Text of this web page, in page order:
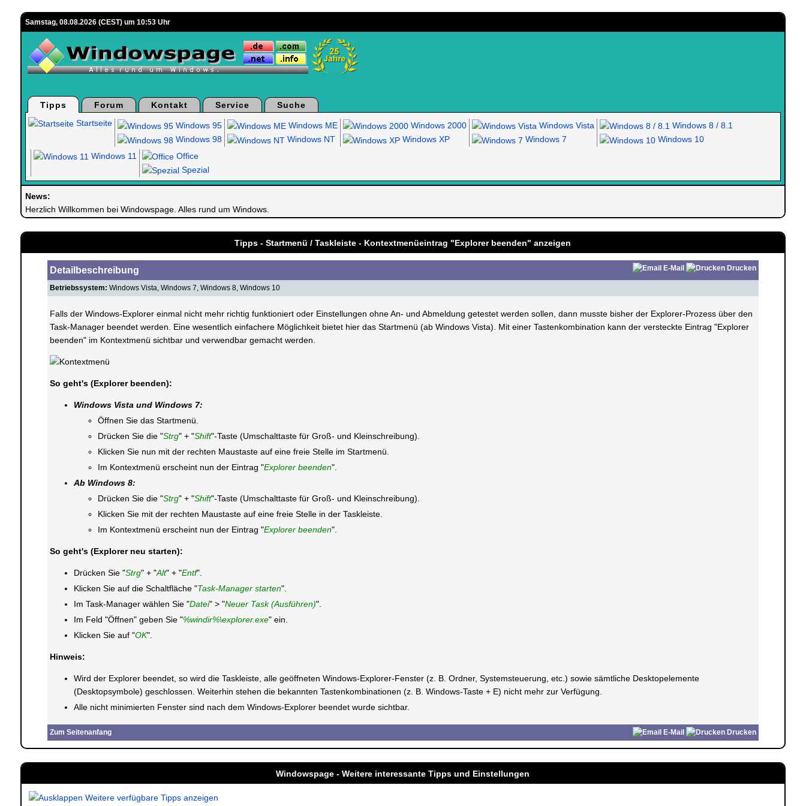
Samstag, 08.08.2026 (CEST) um 10:53 Uhr
Tipps Forum Kontakt Service
Suche
Startseite
Windows 95
Windows 98
Windows ME
Windows NT
Windows 2000
Windows XP
Windows Vista
Windows 7
Windows 8 / 8.1
Windows 10
Windows 11
Office
Spezial
News:
Herzlich Willkommen bei Windowspage. Alles rund um Windows.
Tipps - Startmenü / Taskleiste - Kontextmenüeintrag "Explorer beenden" anzeigen
Detailbeschreibung E-Mail Drucken
Betriebssystem: Windows Vista, Windows 7, Windows 8, Windows 10
Falls der Windows-Explorer einmal nicht mehr richtig funktioniert oder Einstellungen ohne An- und Abmeldung getestet werden sollen, dann musste bisher der Explorer-Prozess über den
Task-Manager beendet werden. Eine wesentlich einfachere Möglichkeit bietet hier das Startmenü (ab Windows Vista). Mit einer Tastenkombination kann der versteckte Eintrag "Explorer
beenden" im Kontextmenü sichtbar und verwendbar gemacht werden.
So geht's (Explorer beenden):
Windows Vista und Windows 7:
Öffnen Sie das Startmenü.
Drücken Sie die "Strg" + "Shift"-Taste (Umschalttaste für Groß- und Kleinschreibung).
Klicken Sie nun mit der rechten Maustaste auf eine freie Stelle im Startmenü.
Im Kontextmenü erscheint nun der Eintrag "Explorer beenden".
Ab Windows 8:
Drücken Sie die "Strg" + "Shift"-Taste (Umschalttaste für Groß- und Kleinschreibung).
Klicken Sie mit der rechten Maustaste auf eine freie Stelle in der Taskleiste.
Im Kontextmenü erscheint nun der Eintrag "Explorer beenden".
So geht's (Explorer neu starten):
Drücken Sie "Strg" + "Alt" + "Entf".
Klicken Sie auf die Schaltfläche "Task-Manager starten".
Im Task-Manager wählen Sie "Datei" > "Neuer Task (Ausführen)".
Im Feld "Öffnen" geben Sie "%windir%\explorer.exe" ein.
Klicken Sie auf "OK".
Hinweis:
Wird der Explorer beendet, so wird die Taskleiste, alle geöffneten Windows-Explorer-Fenster (z. B. Ordner, Systemsteuerung, etc.) sowie sämtliche Desktopelemente
(Desktopsymbole) geschlossen. Weiterhin stehen die bekannten Tastenkombinationen (z. B. Windows-Taste + E) nicht mehr zur Verfügung.
Alle nicht minimierten Fenster sind nach dem Windows-Explorer beendet wurde sichtbar.
Zum Seitenanfang E-Mail Drucken
Windowspage - Weitere interessante Tipps und Einstellungen
Weitere verfügbare Tipps anzeigen